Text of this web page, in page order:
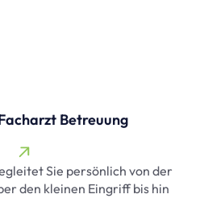
Betreuung
Sie persönlich von der
den kleinen Eingriff bis hin